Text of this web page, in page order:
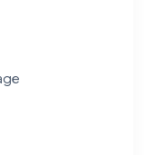
sécurité,
ne